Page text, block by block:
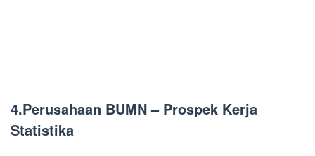
4.Perusahaan BUMN – Prospek Kerja
Statistika